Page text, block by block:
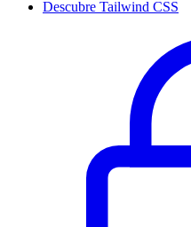
Descubre Tailwind CSS